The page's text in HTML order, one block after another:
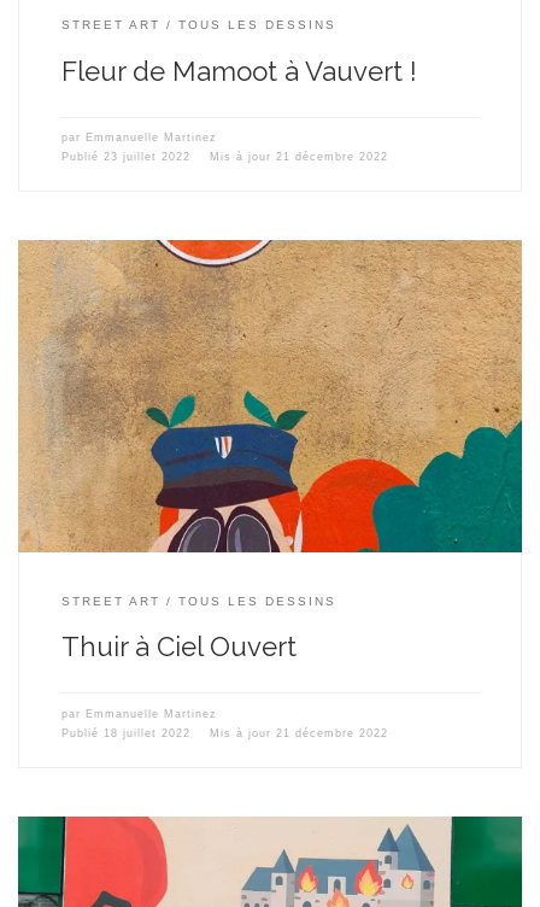
STREET ART TOUS LES DESSINS
Fleur de Mamoot à Vauvert !
par Emmanuelle Martinez
Publié 23 juillet 2022 Mis à jour 21 décembre 2022
J’ai eu le plaisir – ce dernier vendredi 15 juillet 2022 – de coller 5
de mes dessins créées pour l’occasion, dans la ville de Thuir,
nichée dans les Pyrénées Orientales, pour l’évènement « Thuir à
Ciel Ouvert ». 17 artistes ont été sélectionné(e)s en ce début
d’année pour offrir aux visiteurs, […]
STREET ART TOUS LES DESSINS
Thuir à Ciel Ouvert
par Emmanuelle Martinez
Publié 18 juillet 2022 Mis à jour 21 décembre 2022